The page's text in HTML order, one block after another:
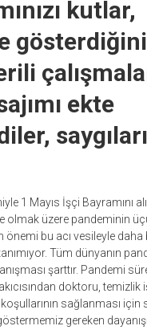
kutlar,
ekte
1 Mayıs İşçi Bayramını
olmak üzere pandeminin
bu acı vesileyle daha
Tüm dünyanın
şarttır. Pandemi
doktoru, temizlik
sağlanması için
gereken